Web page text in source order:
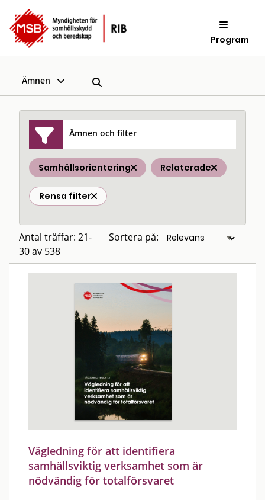
Program
Ämnen
Ämnen och filter
Samhällsorientering Relaterade
Rensa filter
Antal träffar: 21-
30 av 538
Sortera på:
Vägledning för att identifiera
samhällsviktig verksamhet som är
nödvändig för totalförsvaret